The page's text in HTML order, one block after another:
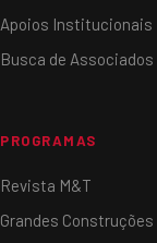
Apoios Institucionais
Busca de Associados
PROGRAMAS
Revista M&T
Grandes Construções